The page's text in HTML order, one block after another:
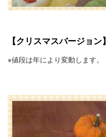
【クリスマスバージョン】
※値段は年により変動します。